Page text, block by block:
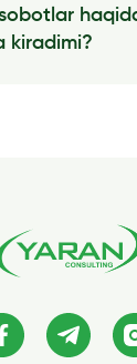
kiradimi?